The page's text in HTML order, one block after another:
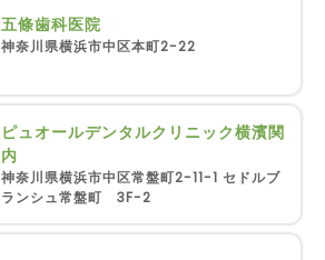
五條歯科医院
神奈川県横浜市中区本町2-22
ピュオールデンタルクリニック横濱関
内
神奈川県横浜市中区常盤町2-11-1 セドルブ
ランシュ常盤町 3F-2